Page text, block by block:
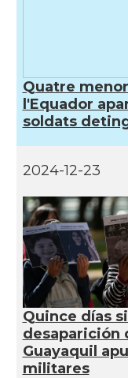
Quatre
l'Equador
soldats
2024-12-23
Quince días
desaparición
Guayaquil
militares